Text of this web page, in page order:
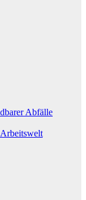
Abfälle